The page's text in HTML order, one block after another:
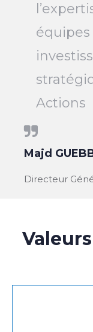
équipes
Actions
Majd
Directeur